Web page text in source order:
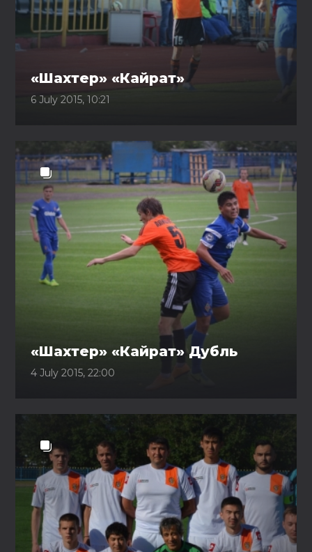
«Шахтер» «Кайрат»
6 July 2015, 10:21
«Шахтер» «Кайрат» Дубль
4 July 2015, 22:00